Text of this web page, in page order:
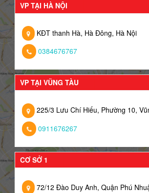
VP TẠI HÀ NỘI
KĐT thanh Hà, Hà Đông, Hà Nội
0384676767
VP TẠI VŨNG TÀU
225/3 Lưu Chí Hiếu, Phường 10,
0911676267
CƠ SỞ 1
72/12 Đào Duy Anh, Quận Phú